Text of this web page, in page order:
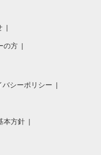
の方
バシーポリシー
本方針